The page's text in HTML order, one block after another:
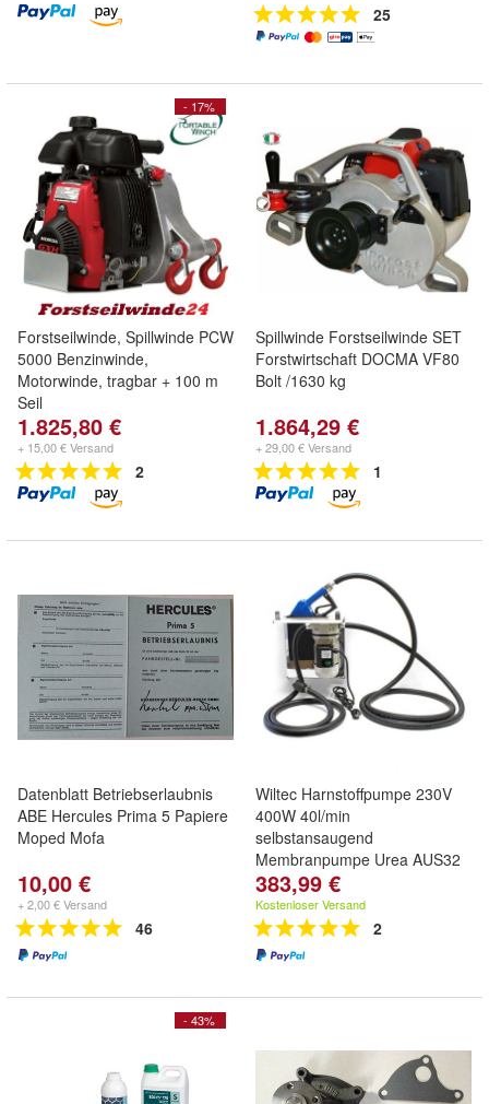
25
- 17%
Forstseilwinde, Spillwinde PCW
5000 Benzinwinde,
Motorwinde, tragbar + 100 m
Seil
1.825,80 €
+ 15,00 € Versand
2
Spillwinde Forstseilwinde SET
Forstwirtschaft DOCMA VF80
Bolt /1630 kg
1.864,29 €
+ 29,00 € Versand
1
Datenblatt Betriebserlaubnis
ABE Hercules Prima 5 Papiere
Moped Mofa
10,00 €
+ 2,00 € Versand
46
Wiltec Harnstoffpumpe 230V
400W 40l/min
selbstansaugend
Membranpumpe Urea AUS32
383,99 €
Kostenloser Versand
2
- 43%